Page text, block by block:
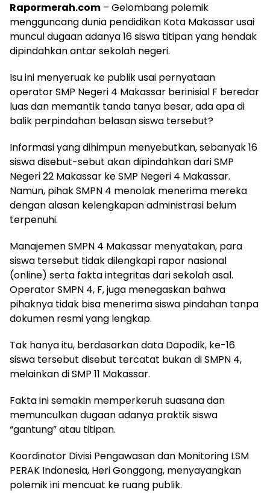
Rapormerah.com – Gelombang polemik
mengguncang dunia pendidikan Kota Makassar usai
muncul dugaan adanya 16 siswa titipan yang hendak
dipindahkan antar sekolah negeri.
Isu ini menyeruak ke publik usai pernyataan
operator SMP Negeri 4 Makassar berinisial F beredar
luas dan memantik tanda tanya besar, ada apa di
balik perpindahan belasan siswa tersebut?
Informasi yang dihimpun menyebutkan, sebanyak 16
siswa disebut-sebut akan dipindahkan dari SMP
Negeri 22 Makassar ke SMP Negeri 4 Makassar.
Namun, pihak SMPN 4 menolak menerima mereka
dengan alasan kelengkapan administrasi belum
terpenuhi.
Manajemen SMPN 4 Makassar menyatakan, para
siswa tersebut tidak dilengkapi rapor nasional
(online) serta fakta integritas dari sekolah asal.
Operator SMPN 4, F, juga menegaskan bahwa
pihaknya tidak bisa menerima siswa pindahan tanpa
dokumen resmi yang lengkap.
Tak hanya itu, berdasarkan data Dapodik, ke-16
siswa tersebut disebut tercatat bukan di SMPN 4,
melainkan di SMP 11 Makassar.
Fakta ini semakin memperkeruh suasana dan
memunculkan dugaan adanya praktik siswa
“gantung” atau titipan.
Koordinator Divisi Pengawasan dan Monitoring LSM
PERAK Indonesia, Heri Gonggong, menyayangkan
polemik ini mencuat ke ruang publik.